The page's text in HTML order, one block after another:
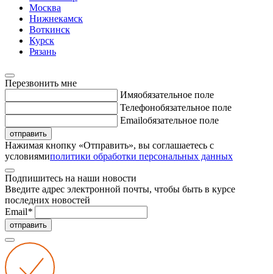
Москва
Нижнекамск
Воткинск
Курск
Рязань
Перезвонить мне
Имяобязательное поле
Телефонобязательное поле
Emailобязательное поле
отправить
Нажимая кнопку «Отправить», вы соглашаетесь с
условиямиполитики обработки персональных данных
Подпишитесь на наши новости
Введите адрес электронной почты, чтобы быть в курсе
последних новостей
Email*
отправить